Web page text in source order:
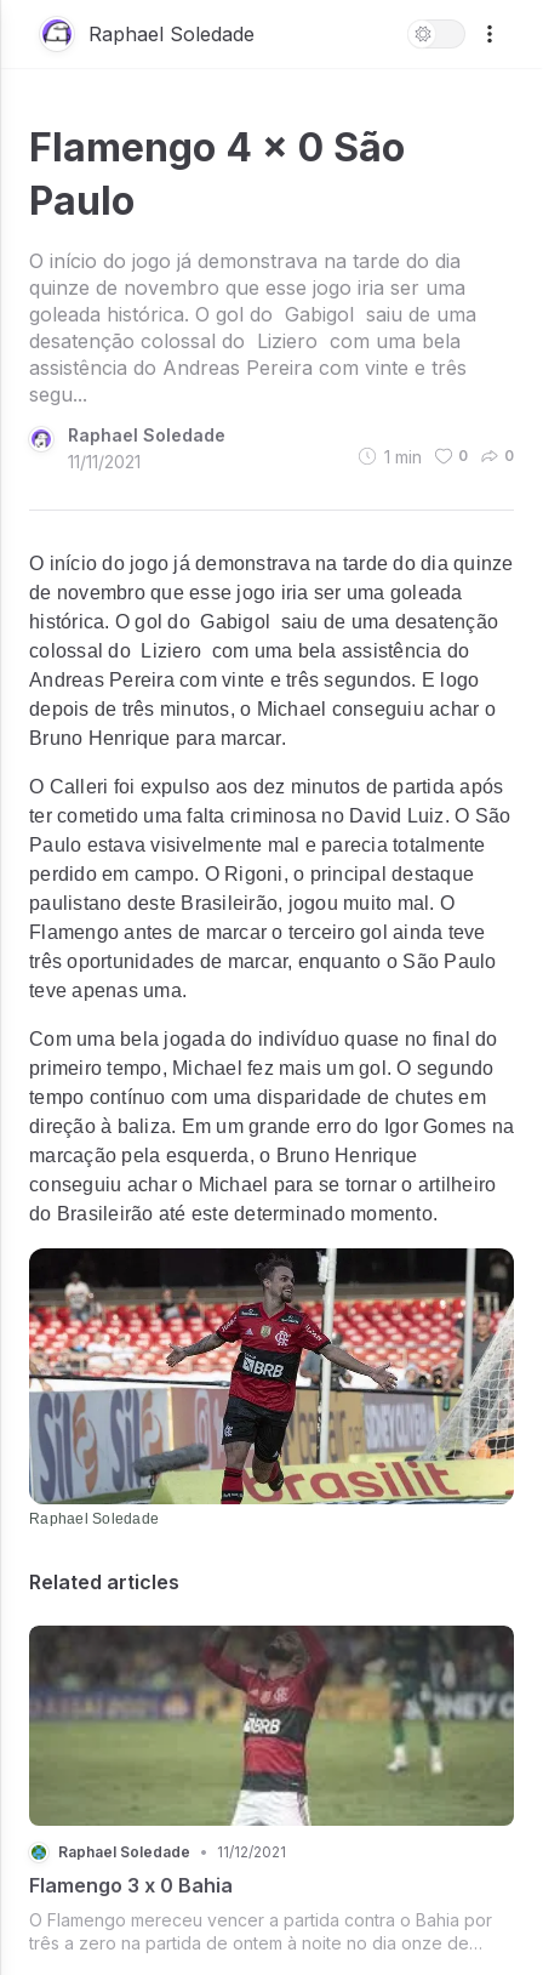
Raphael Soledade
Flamengo 4 x 0 São
Paulo
O início do jogo já demonstrava na tarde do dia
quinze de novembro que esse jogo iria ser uma
goleada histórica. O gol do Gabigol saiu de uma
desatenção colossal do Liziero com uma bela
assistência do Andreas Pereira com vinte e três
segu...
Raphael Soledade
11/11/2021
1 min 0 0
O início do jogo já demonstrava na tarde do dia quinze
de novembro que esse jogo iria ser uma goleada
histórica. O gol do Gabigol
saiu de uma desatenção
colossal do
Liziero com uma bela assistência do
Andreas Pereira com vinte e três segundos. E logo
depois de três minutos, o Michael conseguiu achar o
Bruno Henrique para marcar.
O Calleri foi expulso aos dez minutos de partida após
ter cometido uma falta criminosa no David Luiz. O São
Paulo estava visivelmente mal e parecia totalmente
perdido em campo. O Rigoni, o principal destaque
paulistano deste Brasileirão, jogou muito mal. O
Flamengo antes de marcar o terceiro gol ainda teve
três oportunidades de marcar, enquanto o São Paulo
teve apenas uma.
Com uma bela jogada do indivíduo quase no final do
primeiro tempo, Michael fez mais um gol. O segundo
tempo contínuo com uma disparidade de chutes em
direção à baliza. Em um grande erro do Igor Gomes na
marcação pela esquerda, o Bruno Henrique
conseguiu achar o Michael para se tornar o artilheiro
do Brasileirão até este determinado momento.
Raphael Soledade
Related articles
Raphael Soledade • 11/12/2021
Flamengo 3 x 0 Bahia
O Flamengo mereceu vencer a partida contra o Bahia por
três a zero na partida de ontem à noite no dia onze de